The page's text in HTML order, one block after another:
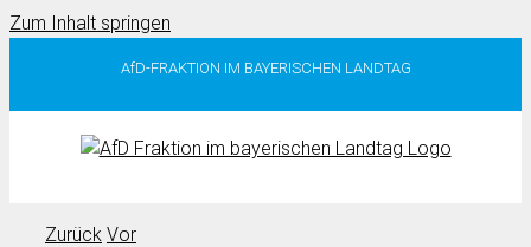
Zum Inhalt springen
AfD-FRAKTION IM BAYERISCHEN LANDTAG
Zurück Vor